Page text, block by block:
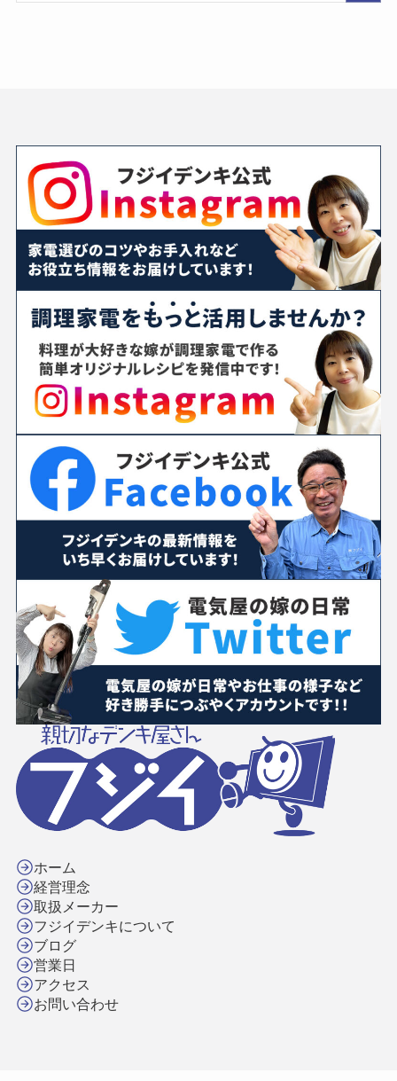
ホーム
経営理念
取扱メーカー
フジイデンキについて
ブログ
営業日
アクセス
お問い合わせ